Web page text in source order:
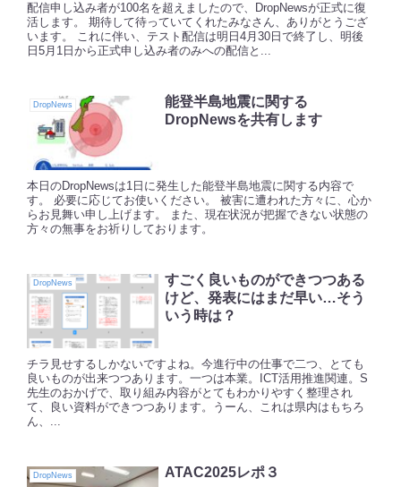
配信申し込み者が100名を超えましたので、DropNewsが正式に復
活します。 期待して待っていてくれたみなさん、ありがとうござ
います。 これに伴い、テスト配信は明日4月30日で終了し、明後
日5月1日から正式申し込み者のみへの配信と...
DropNews
能登半島地震に関する
DropNewsを共有します
本日のDropNewsは1日に発生した能登半島地震に関する内容で
す。 必要に応じてお使いください。 被害に遭われた方々に、心か
らお見舞い申し上げます。 また、現在状況が把握できない状態の
方々の無事をお祈りしております。
DropNews
すごく良いものができつつある
けど、発表にはまだ早い…そう
いう時は？
チラ見せするしかないですよね。今進行中の仕事で二つ、とても
良いものが出来つつあります。一つは本業。ICT活用推進関連。S
先生のおかげで、取り組み内容がとてもわかりやすく整理され
て、良い資料ができつつあります。うーん、これは県内はもちろ
ん、...
DropNews ATAC2025レポ３